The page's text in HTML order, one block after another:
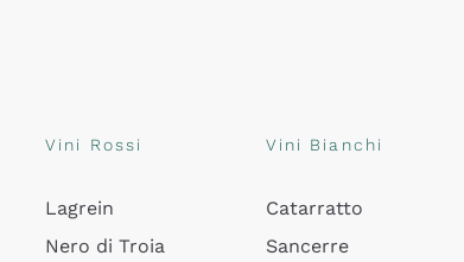
Vini Rossi
Lagrein
Nero di Troia
Vini Bianchi
Catarratto
Sancerre